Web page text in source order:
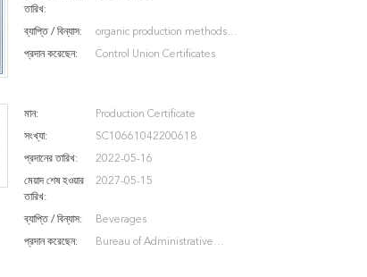
তারিখ:
ব্যাপ্তি / বিন্যাস:
organic production methods
USDA-NOP
প্রদান করেছেন: Control Union Certificates
মান: Production Certificate
সংখ্যা: SC10661042200618
প্রদানের তারিখ: 2022-05-16
মেয়াদ শেষ হওয়ার
তারিখ:
2027-05-15
ব্যাপ্তি / বিন্যাস: Beverages
প্রদান করেছেন:
Bureau of Administrative